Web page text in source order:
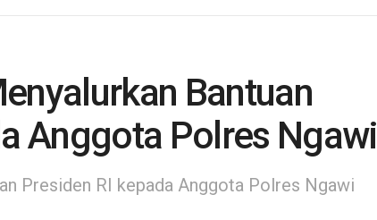
Bantuan
Anggota Polres Ngawi
Presiden RI kepada Anggota Polres Ngawi